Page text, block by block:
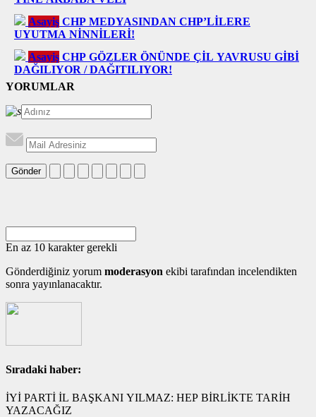
Asayiş CHP MEDYASINDAN CHP’LİLERE
UYUTMA NİNNİLERİ!
Asayiş CHP GÖZLER ÖNÜNDE ÇİL YAVRUSU GİBİ
DAĞILIYOR / DAĞITILIYOR!
YORUMLAR
Gönder
En az 10 karakter gerekli
Gönderdiğiniz yorum moderasyon ekibi tarafından incelendikten
sonra yayınlanacaktır.
Sıradaki haber:
İYİ PARTİ İL BAŞKANI YILMAZ: HEP BİRLİKTE TARİH
YAZACAĞIZ